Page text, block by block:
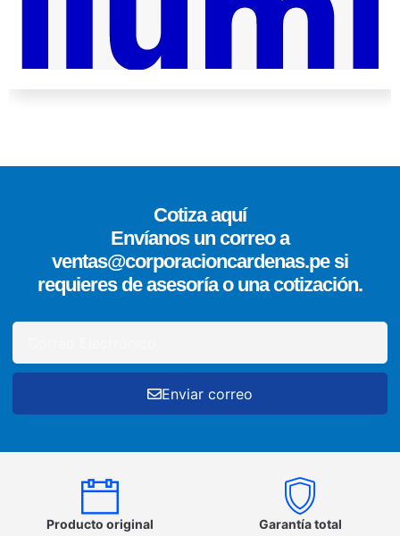
Cotiza aquí
Envíanos un correo a
ventas@corporacioncardenas.pe si
requieres de asesoría o una cotización.
Enviar correo
Producto original Garantía total